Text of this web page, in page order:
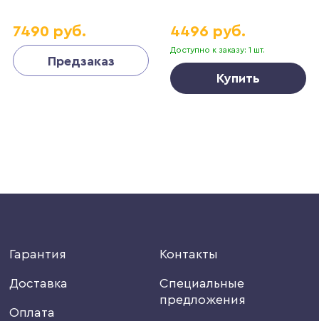
7490 руб.
Предзаказ
Доступно к заказу: 1 шт.
4496 руб.
Купить
Гарантия
Доставка
Оплата
Контакты
Специальные
предложения